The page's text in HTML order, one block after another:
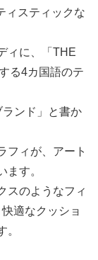
ィスティックな
ィに、「THE
る4カ国語のテ
ンド」と書か
フィが、アート
ます。
スのようなフィ
適なクッショ
。